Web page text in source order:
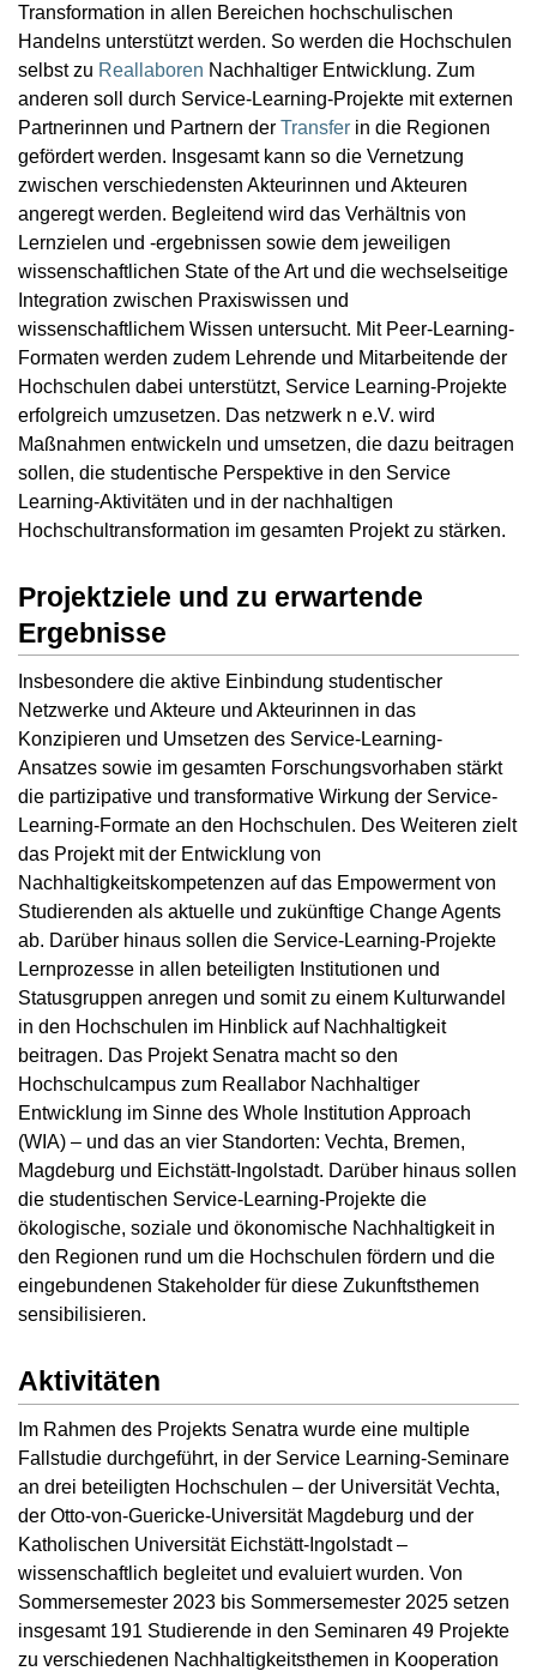
Transformation in allen Bereichen hochschulischen
Handelns unterstützt werden. So werden die Hochschulen
selbst zu Reallaboren Nachhaltiger Entwicklung. Zum
anderen soll durch Service-Learning-Projekte mit externen
Partnerinnen und Partnern der Transfer in die Regionen
gefördert werden. Insgesamt kann so die Vernetzung
zwischen verschiedensten Akteurinnen und Akteuren
angeregt werden. Begleitend wird das Verhältnis von
Lernzielen und -ergebnissen sowie dem jeweiligen
wissenschaftlichen State of the Art und die wechselseitige
Integration zwischen Praxiswissen und
wissenschaftlichem Wissen untersucht. Mit Peer-Learning-
Formaten werden zudem Lehrende und Mitarbeitende der
Hochschulen dabei unterstützt, Service Learning-Projekte
erfolgreich umzusetzen. Das netzwerk n e.V. wird
Maßnahmen entwickeln und umsetzen, die dazu beitragen
sollen, die studentische Perspektive in den Service
Learning-Aktivitäten und in der nachhaltigen
Hochschultransformation im gesamten Projekt zu stärken.
Projektziele und zu erwartende
Ergebnisse
Insbesondere die aktive Einbindung studentischer
Netzwerke und Akteure und Akteurinnen in das
Konzipieren und Umsetzen des Service-Learning-
Ansatzes sowie im gesamten Forschungsvorhaben stärkt
die partizipative und transformative Wirkung der Service-
Learning-Formate an den Hochschulen. Des Weiteren zielt
das Projekt mit der Entwicklung von
Nachhaltigkeitskompetenzen auf das Empowerment von
Studierenden als aktuelle und zukünftige Change Agents
ab. Darüber hinaus sollen die Service-Learning-Projekte
Lernprozesse in allen beteiligten Institutionen und
Statusgruppen anregen und somit zu einem Kulturwandel
in den Hochschulen im Hinblick auf Nachhaltigkeit
beitragen. Das Projekt Senatra macht so den
Hochschulcampus zum Reallabor Nachhaltiger
Entwicklung im Sinne des Whole Institution Approach
(WIA) – und das an vier Standorten: Vechta, Bremen,
Magdeburg und Eichstätt-Ingolstadt. Darüber hinaus sollen
die studentischen Service-Learning-Projekte die
ökologische, soziale und ökonomische Nachhaltigkeit in
den Regionen rund um die Hochschulen fördern und die
eingebundenen Stakeholder für diese Zukunftsthemen
sensibilisieren.
Aktivitäten
Im Rahmen des Projekts Senatra wurde eine multiple
Fallstudie durchgeführt, in der Service Learning-Seminare
an drei beteiligten Hochschulen – der Universität Vechta,
der Otto-von-Guericke-Universität Magdeburg und der
Katholischen Universität Eichstätt-Ingolstadt –
wissenschaftlich begleitet und evaluiert wurden. Von
Sommersemester 2023 bis Sommersemester 2025 setzen
insgesamt 191 Studierende in den Seminaren 49 Projekte
zu verschiedenen Nachhaltigkeitsthemen in Kooperation